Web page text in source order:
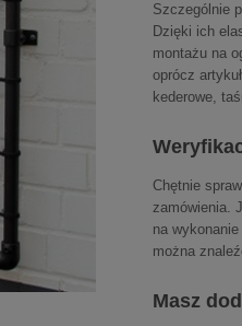
Szczególnie
Dzięki ich
montażu na
oprócz
kederowe,
Chętnie
zamówienia.
na
można
Masz